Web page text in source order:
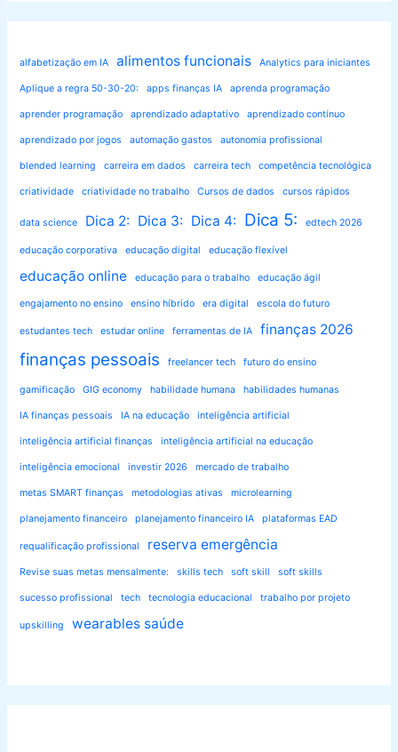
alfabetização em IA alimentos funcionais Analytics para iniciantes
Aplique a regra 50-30-20: apps finanças IA aprenda programação
aprender programação aprendizado adaptativo aprendizado contínuo
aprendizado por jogos automação gastos autonomia profissional
blended learning carreira em dados carreira tech competência tecnológica
criatividade criatividade no trabalho Cursos de dados cursos rápidos
data science Dica 2: Dica 3: Dica 4: Dica 5: edtech 2026
educação corporativa educação digital educação flexível
educação online educação para o trabalho educação ágil
engajamento no ensino ensino híbrido era digital escola do futuro
estudantes tech estudar online ferramentas de IA finanças 2026
finanças pessoais freelancer tech futuro do ensino
gamificação GIG economy habilidade humana habilidades humanas
IA finanças pessoais IA na educação inteligência artificial
inteligência artificial finanças inteligência artificial na educação
inteligência emocional investir 2026 mercado de trabalho
metas SMART finanças metodologias ativas microlearning
planejamento financeiro planejamento financeiro IA plataformas EAD
requalificação profissional reserva emergência
Revise suas metas mensalmente: skills tech soft skill soft skills
sucesso profissional tech tecnologia educacional trabalho por projeto
upskilling wearables saúde